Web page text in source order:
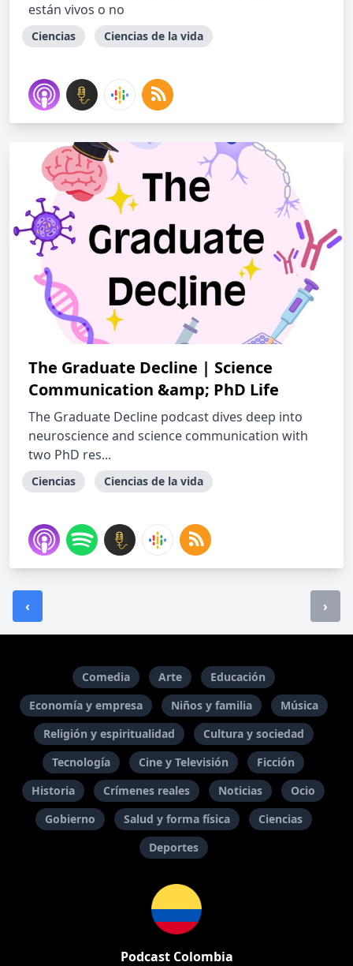
están vivos o no
Ciencias Ciencias de la vida
The Graduate Decline | Science
Communication &amp; PhD Life
The Graduate Decline podcast dives deep into
neuroscience and science communication with
two PhD res...
Ciencias Ciencias de la vida
‹ ›
Comedia Arte
Educación
Economía y empresa
Niños y familia
Música
Religión y espiritualidad
Cultura y sociedad
Tecnología
Cine y Televisión
Ficción
Historia
Crímenes reales Noticias
Ocio
Gobierno
Salud y forma física
Ciencias
Deportes
Podcast Colombia